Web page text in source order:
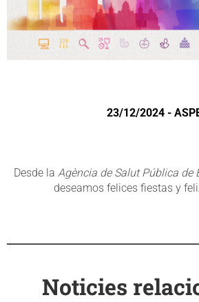
23/12/2024 -
Desde la Agència de Salut Pública de
deseamos felices fiestas y
Noticies